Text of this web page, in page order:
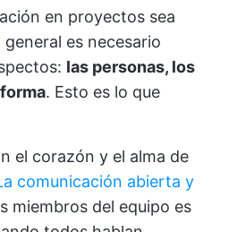
en proyectos sea
es necesario
las personas, los
. Esto es lo que
el corazón y el alma de
comunicación abierta y
miembros del equipo es